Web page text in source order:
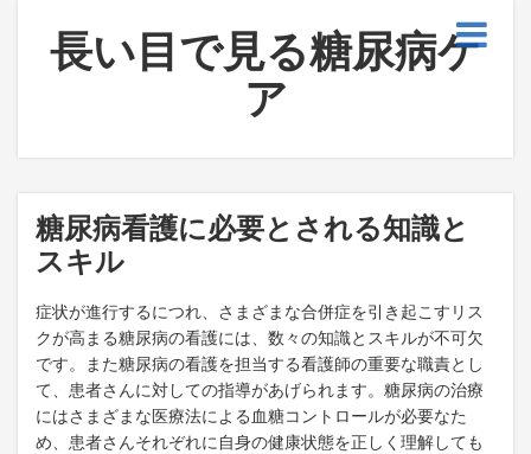
長い目で見る糖尿病ケ
ア
糖尿病看護に必要とされる知識と
スキル
症状が進行するにつれ、さまざまな合併症を引き起こすリス
クが高まる糖尿病の看護には、数々の知識とスキルが不可欠
です。また糖尿病の看護を担当する看護師の重要な職責とし
て、患者さんに対しての指導があげられます。糖尿病の治療
にはさまざまな医療法による血糖コントロールが必要なた
め、患者さんそれぞれに自身の健康状態を正しく理解しても